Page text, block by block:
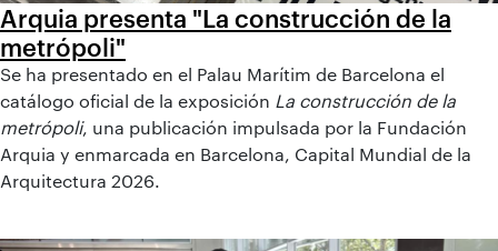
Arquia presenta "La construcción de la
metrópoli"
Se ha presentado en el Palau Marítim de Barcelona el
catálogo oficial de la exposición La construcción de la
metrópoli, una publicación impulsada por la Fundación
Arquia y enmarcada en Barcelona, Capital Mundial de la
Arquitectura 2026.